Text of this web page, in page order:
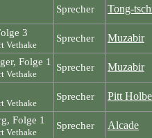
Sprecher
Tong-
3
Vethake
Sprecher
Muzabir
Folge 1
Vethake
Sprecher
Muzabir
Vethake
Sprecher
Pitt
Folge 1
Vethake
Sprecher
Alcade